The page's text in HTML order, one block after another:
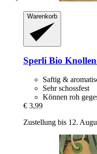
Warenkorb
Sperli Bio
Saftig &
Sehr schossfest
Können roh
€ 3,99
Zustellung bis 12.